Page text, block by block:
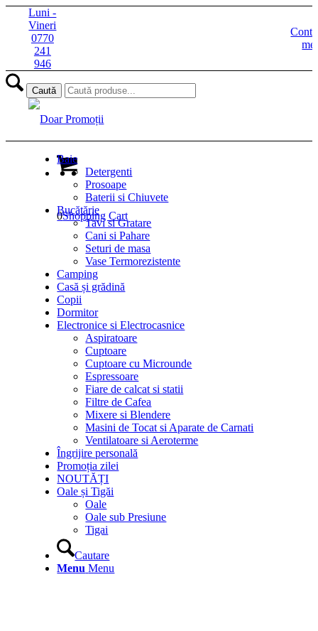
Luni -
Vineri
0770
241
946
0Shopping Cart
Baie
Detergenti
Prosoape
Baterii si Chiuvete
Bucătărie
Tavi si Gratare
Cani si Pahare
Seturi de masa
Vase Termorezistente
Camping
Casă și grădină
Copii
Dormitor
Electronice si Electrocasnice
Aspiratoare
Cuptoare
Cuptoare cu Microunde
Espressoare
Fiare de calcat si statii
Filtre de Cafea
Mixere si Blendere
Masini de Tocat si Aparate de Carnati
Ventilatoare si Aeroterme
Îngrijire personală
Promoția zilei
NOUTĂȚI
Oale și Tigăi
Oale
Oale sub Presiune
Tigai
Cautare
Menu Menu